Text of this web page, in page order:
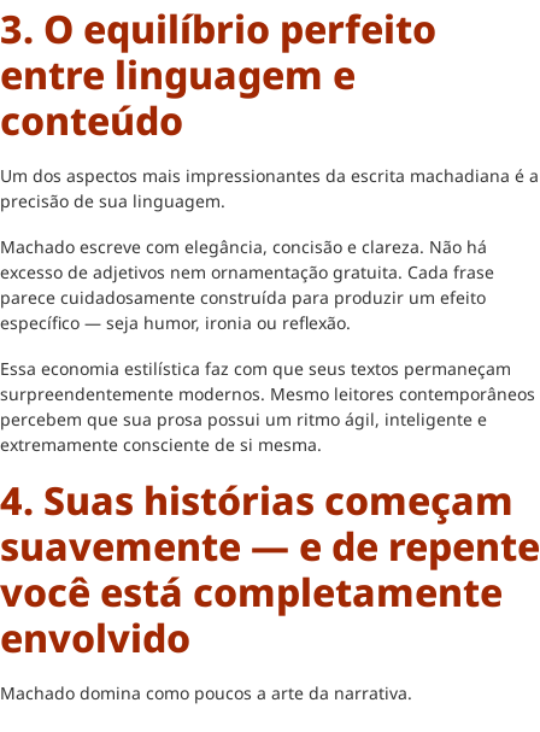
3. O equilíbrio perfeito
entre linguagem e
conteúdo
Um dos aspectos mais impressionantes da escrita machadiana é a
precisão de sua linguagem.
Machado escreve com elegância, concisão e clareza. Não há
excesso de adjetivos nem ornamentação gratuita. Cada frase
parece cuidadosamente construída para produzir um efeito
específico — seja humor, ironia ou reflexão.
Essa economia estilística faz com que seus textos permaneçam
surpreendentemente modernos. Mesmo leitores contemporâneos
percebem que sua prosa possui um ritmo ágil, inteligente e
extremamente consciente de si mesma.
4. Suas histórias começam
suavemente — e de repente
você está completamente
envolvido
Machado domina como poucos a arte da narrativa.